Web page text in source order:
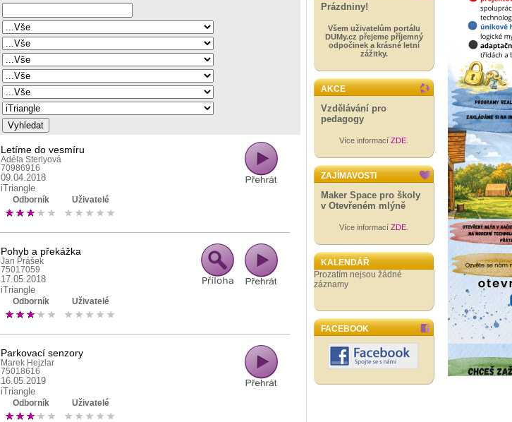
Letíme do vesmíru
Adéla Sterlyová
70986916
09.04.2018
iTriangle
Odborník Uživatelé
Pohyb a překážka
Jan Prášek
75017059
17.05.2018
iTriangle
Odborník Uživatelé
Parkovací senzory
Marek Hejzlar
75018616
16.05.2019
iTriangle
Odborník Uživatelé
Prázdniny!
Všem uživatelům portálu
DUMy.cz přejeme příjemný
odpočinek a krásné letní
zážitky.
AKCE
Vzdělávání pro
pedagogy
Více informací ZDE
ZAJÍMAVOSTI
Maker Space pro školy
v Otevřeném mlýně
Více informací ZDE
KALENDÁŘ
Prozatím nejsou žádné
záznamy
FACEBOOK